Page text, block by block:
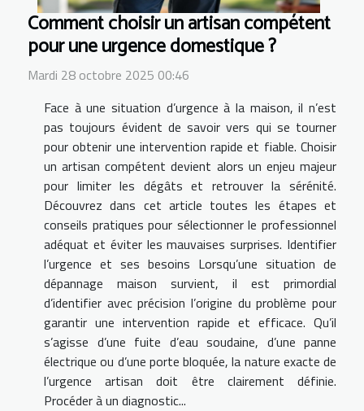
Comment choisir un artisan compétent
pour une urgence domestique ?
Mardi 28 octobre 2025 00:46
Face à une situation d’urgence à la maison, il n’est
pas toujours évident de savoir vers qui se tourner
pour obtenir une intervention rapide et fiable. Choisir
un artisan compétent devient alors un enjeu majeur
pour limiter les dégâts et retrouver la sérénité.
Découvrez dans cet article toutes les étapes et
conseils pratiques pour sélectionner le professionnel
adéquat et éviter les mauvaises surprises. Identifier
l’urgence et ses besoins Lorsqu’une situation de
dépannage maison survient, il est primordial
d’identifier avec précision l’origine du problème pour
garantir une intervention rapide et efficace. Qu’il
s’agisse d’une fuite d’eau soudaine, d’une panne
électrique ou d’une porte bloquée, la nature exacte de
l’urgence artisan doit être clairement définie.
Procéder à un diagnostic...